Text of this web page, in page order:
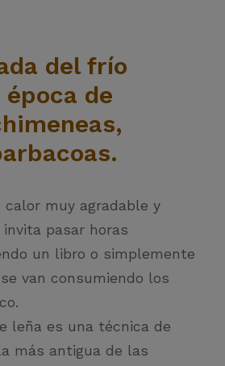
del frío
de
calor muy agradable y
pasar horas
un libro o simplemente
van consumiendo los
leña es una técnica de
más antigua de las